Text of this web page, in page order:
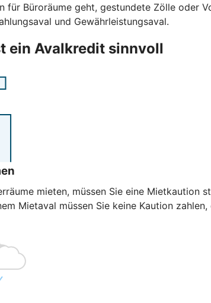
für Büroräume geht, gestundete Zölle oder
und Gewährleistungsaval.
ein Avalkredit sinnvoll
mieten, müssen Sie eine
Mietaval müssen Sie keine Kaution